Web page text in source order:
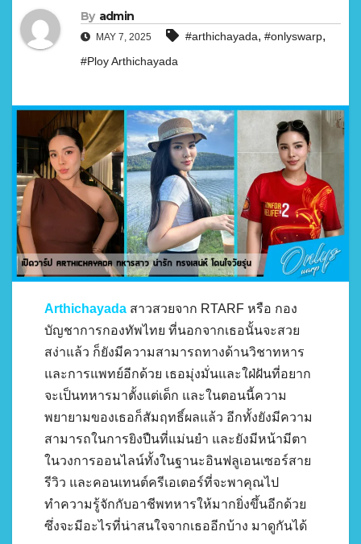
By admin
MAY 7, 2025 #arthichayada, #onlyswarp,
#Ploy Arthichayada
Arthichayada สาวสวยจาก RTARF หรือ กอง
บัญชาการกองทัพไทย ที่นอกจากเธอนั้นจะสวย
สง่าแล้ว ก็ยังมีความสามารถทางด้านวิชาทหาร
และการแพทย์อีกด้วย เธอมุ่งมั่นและใฝ่ฝันที่อยาก
จะเป็นทหารมาตั้งแต่เด็ก และในตอนนี้ความ
พยายามของเธอก็สัมฤทธิ์ผลแล้ว อีกทั้งยังมีความ
สามารถในการยิงปืนที่แม่นยำ และยังมีหน้ามีตา
ในวงการออนไลน์ทั้งในฐานะอินฟลูเอนเซอร์สาย
รีวิว และคอนเทนต์ครีเอเตอร์ที่จะพาคุณไป
ทำความรู้จักกับอาชีพทหารให้มากยิ่งขึ้นอีกด้วย
ซึ่งจะมีอะไรที่น่าสนใจจากเธออีกบ้าง มาดูกันได้